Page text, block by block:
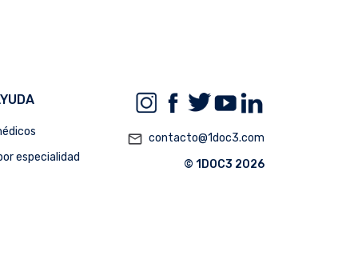
especialidad
mail_outline contacto@1doc3.com
© 1DOC3 2026